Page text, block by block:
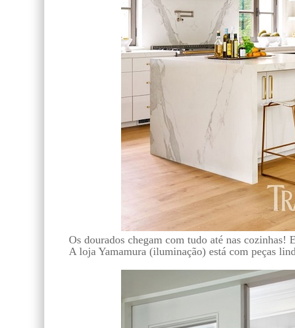
Os dourados chegam com tudo até nas cozinhas!
A loja Yamamura (iluminação) está com peças